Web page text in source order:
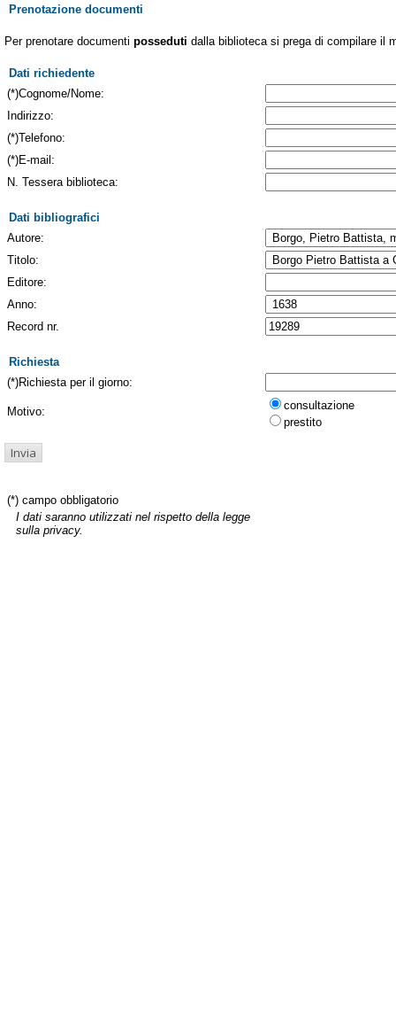
Prenotazione documenti
Per prenotare documenti posseduti dalla biblioteca si prega di compilare il
Dati richiedente
(*)Cognome/Nome:
Indirizzo:
(*)Telefono:
(*)E-mail:
N. Tessera biblioteca:
Dati bibliografici
Autore:
Titolo:
Editore:
Anno:
Record nr.
Richiesta
(*)Richiesta per il giorno:
Motivo:
consultazione
prestito
(*) campo obbligatorio
I dati saranno utilizzati nel rispetto della legge
sulla privacy.